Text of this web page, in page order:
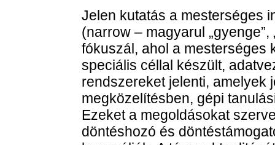
Jelen kutatás a mesterséges
(narrow – magyarul „gyenge”,
fókuszál, ahol a mesterséges
speciális céllal készült,
rendszereket jelenti, amelyek
megközelítésben, gépi
Ezeket a megoldásokat
döntéshozó és